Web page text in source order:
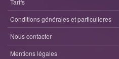
Conditions générales et particulieres
Nous contacter
Mentions légales